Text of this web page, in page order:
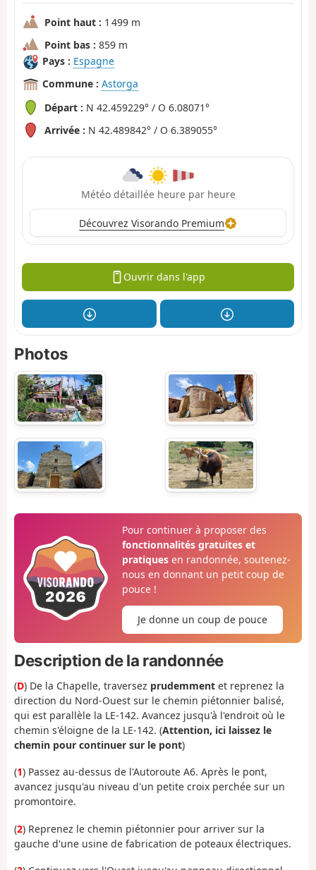
Point haut : 1 499 m
Point bas : 859 m
Pays : Espagne
Commune : Astorga
Départ : N 42.459229° / O 6.08071°
Arrivée : N 42.489842° / O 6.389055°
Météo détaillée heure par heure
Découvrez Visorando Premium
Ouvrir dans l'app
Photos
Pour continuer à proposer des
fonctionnalités gratuites et
pratiquesen randonnée, soutenez-
nous en donnant un petit coup de
pouce !
Je donne un coup de pouce
Description de la randonnée
(D) De la Chapelle, traversez prudemment et reprenez la
direction du Nord-Ouest sur le chemin piétonnier balisé,
qui est parallèle la LE-142. Avancez jusqu'à l'endroit où le
chemin s'éloigne de la LE-142. (Attention, ici laissez le
chemin pour continuer sur le pont)
(1) Passez au-dessus de l'Autoroute A6. Après le pont,
avancez jusqu'au niveau d'un petite croix perchée sur un
promontoire.
(2) Reprenez le chemin piétonnier pour arriver sur la
gauche d'une usine de fabrication de poteaux électriques.